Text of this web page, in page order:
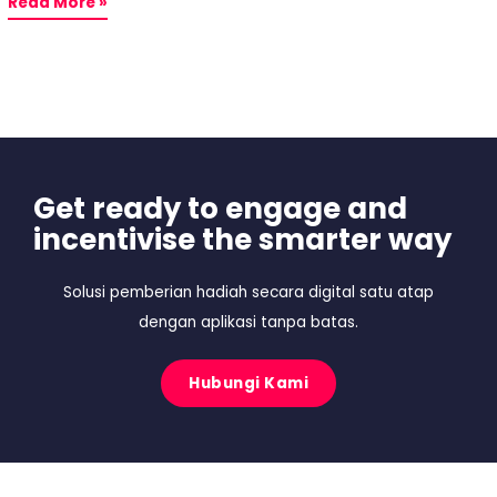
Get ready to engage and
incentivise the smarter way
Solusi pemberian hadiah secara digital satu atap
dengan aplikasi tanpa batas.
Hubungi Kami